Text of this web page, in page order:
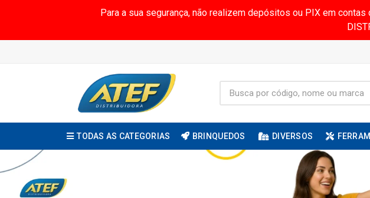
Para a sua segurança, não realizem depósitos ou PIX em
TODAS AS CATEGORIAS BRINQUEDOS DIVERSOS